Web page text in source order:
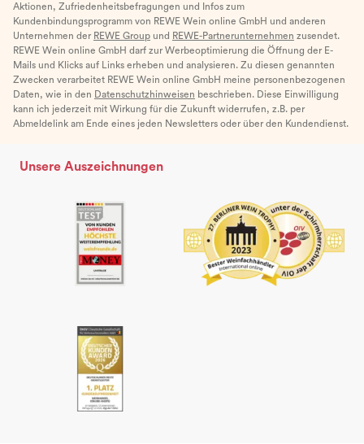
Aktionen, Zufriedenheitsbefragungen und Infos zum
Kundenbindungsprogramm von REWE Wein online GmbH und anderen
Unternehmen der REWE Group und REWE-Partnerunternehmen zusendet.
REWE Wein online GmbH darf zur Werbeoptimierung die Öffnung der E-
Mails und Klicks auf Links erheben und analysieren. Zu diesen genannten
Zwecken verarbeitet REWE Wein online GmbH meine personenbezogenen
Daten, wie in den Datenschutzhinweisen beschrieben. Diese Einwilligung
kann ich jederzeit mit Wirkung für die Zukunft widerrufen, z.B. per
Abmeldelink am Ende eines jeden Newsletters oder über den Kundendienst.
Unsere Auszeichnungen